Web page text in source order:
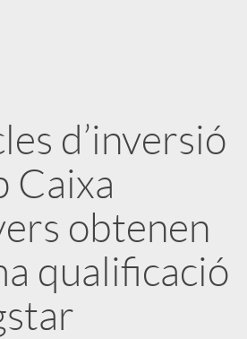
d’inversió
Caixa
obtenen
qualificació